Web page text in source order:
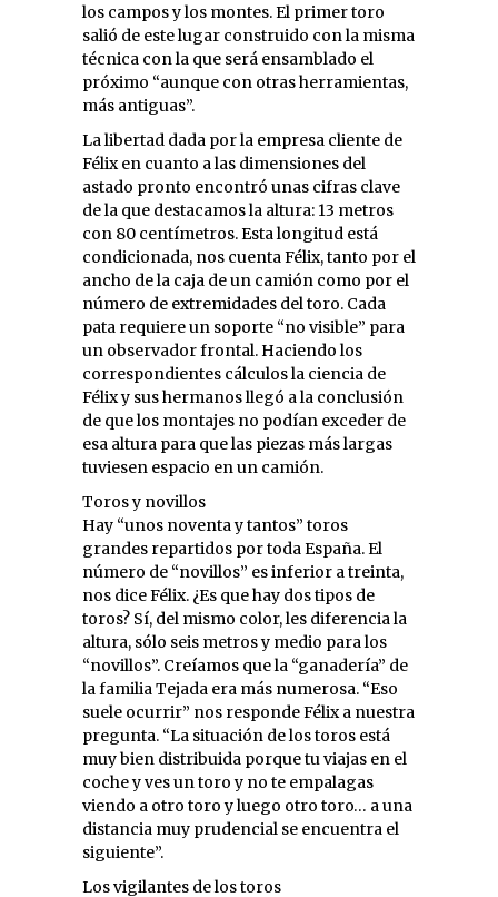
los campos y los montes. El primer toro
salió de este lugar construido con la misma
técnica con la que será ensamblado el
próximo “aunque con otras herramientas,
más antiguas”.
La libertad dada por la empresa cliente de
Félix en cuanto a las dimensiones del
astado pronto encontró unas cifras clave
de la que destacamos la altura: 13 metros
con 80 centímetros. Esta longitud está
condicionada, nos cuenta Félix, tanto por el
ancho de la caja de un camión como por el
número de extremidades del toro. Cada
pata requiere un soporte “no visible” para
un observador frontal. Haciendo los
correspondientes cálculos la ciencia de
Félix y sus hermanos llegó a la conclusión
de que los montajes no podían exceder de
esa altura para que las piezas más largas
tuviesen espacio en un camión.
Toros y novillos
Hay “unos noventa y tantos” toros
grandes repartidos por toda España. El
número de “novillos” es inferior a treinta,
nos dice Félix. ¿Es que hay dos tipos de
toros? Sí, del mismo color, les diferencia la
altura, sólo seis metros y medio para los
“novillos”. Creíamos que la “ganadería” de
la familia Tejada era más numerosa. “Eso
suele ocurrir” nos responde Félix a nuestra
pregunta. “La situación de los toros está
muy bien distribuida porque tu viajas en el
coche y ves un toro y no te empalagas
viendo a otro toro y luego otro toro… a una
distancia muy prudencial se encuentra el
siguiente”.
Los vigilantes de los toros